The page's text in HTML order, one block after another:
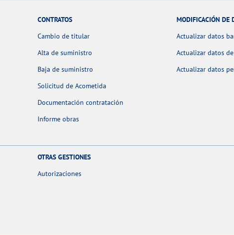
CONTRATOS
Cambio de titular
Alta de suministro
Baja de suministro
Solicitud de Acometida
Documentación contratación
Informe obras
MODIFICACIÓN DE
Actualizar datos
Actualizar datos
Actualizar datos
OTRAS GESTIONES
Autorizaciones